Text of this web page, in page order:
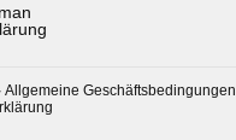
Allgemeine Geschäftsbedingungen